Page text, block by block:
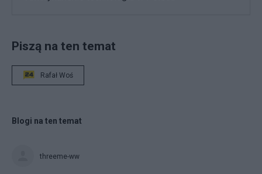
Piszą na ten temat
Rafał Woś
Blogi na ten temat
threeme-ww